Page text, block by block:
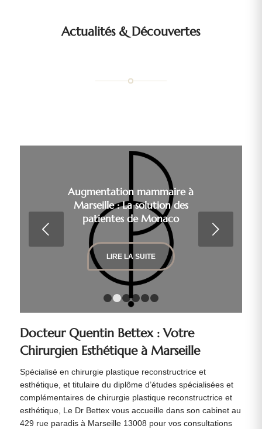
Actualités & Découvertes
Augmentation mammaire à
Marseille : La solution des
patientes de Monaco
LIRE LA SUITE
Suivant
Docteur Quentin Bettex : Votre
Chirurgien Esthétique à Marseille
Spécialisé en chirurgie plastique reconstructrice et
esthétique, et titulaire du diplôme d’études spécialisées et
complémentaires de chirurgie plastique reconstructrice et
esthétique, Le Dr Bettex vous accueille dans son cabinet au
429 rue paradis à Marseille 13008 pour vos consultations